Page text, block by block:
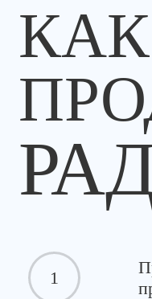
КАК
1